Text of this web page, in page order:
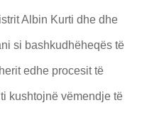
Albin Kurti dhe dhe
si bashkudhëheqës të
edhe procesit të
kushtojnë vëmendje të